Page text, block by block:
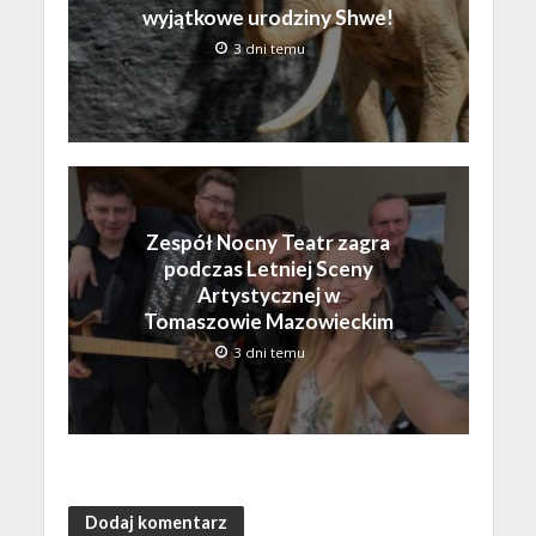
wyjątkowe urodziny Shwe!
3 dni temu
Zespół Nocny Teatr zagra
podczas Letniej Sceny
Artystycznej w
Tomaszowie Mazowieckim
3 dni temu
Dodaj komentarz